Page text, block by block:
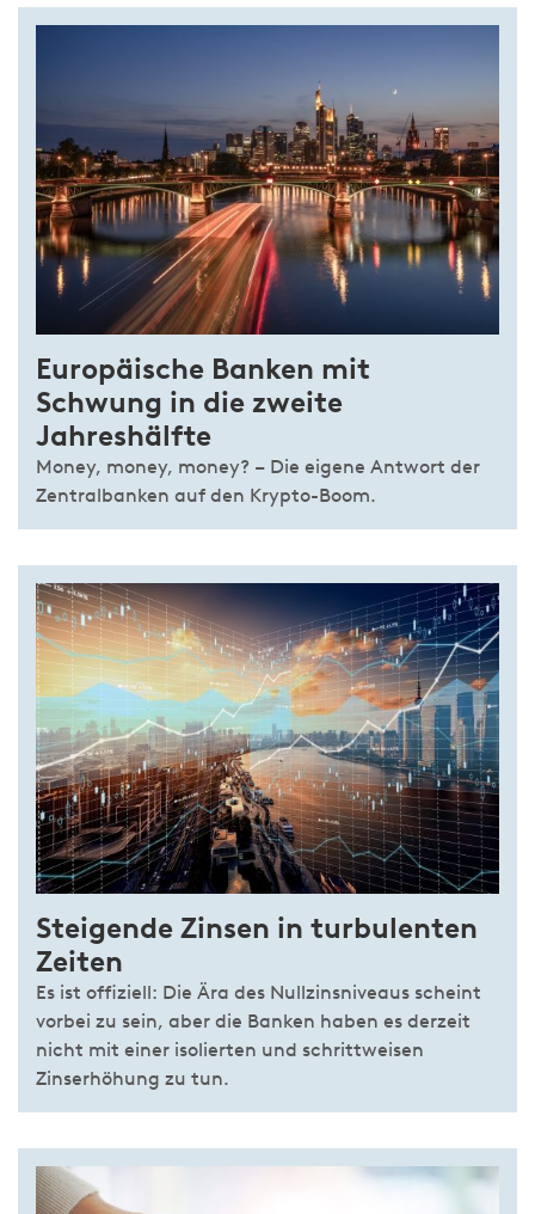
Europäische Banken mit
Schwung in die zweite
Jahreshälfte
Money, money, money? – Die eigene Antwort der
Zentralbanken auf den Krypto-Boom.
Steigende Zinsen in turbulenten
Zeiten
Es ist offiziell: Die Ära des Nullzinsniveaus scheint
vorbei zu sein, aber die Banken haben es derzeit
nicht mit einer isolierten und schrittweisen
Zinserhöhung zu tun.